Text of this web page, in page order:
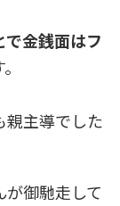
金銭面はフ
主導でした
御馳走して